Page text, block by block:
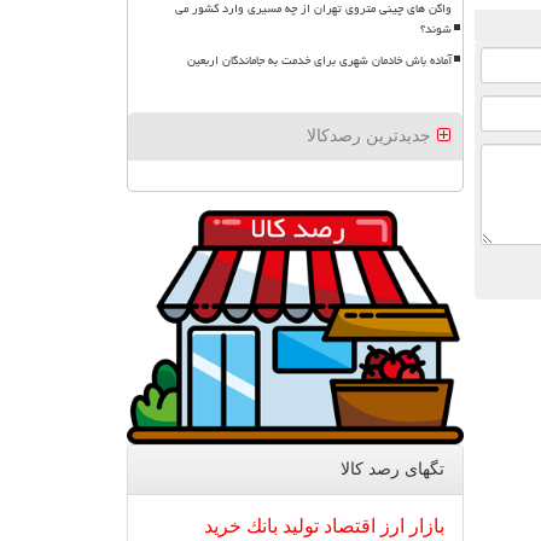
واگن های چینی متروی تهران از چه مسیری وارد کشور می
شوند؟
آماده باش خادمان شهری برای خدمت به جاماندگان اربعین
جدیدترین رصدکالا
تگهای رصد كالا
بازار ارز اقتصاد تولید بانك خرید